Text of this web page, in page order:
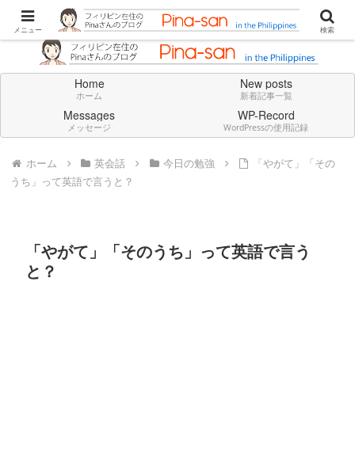
Don't think deeply. Feel always in English.
Home
ホーム
New posts
新着記事一覧
Messages
メッセージ
WP-Record
WordPressの使用記録
ホーム 英会話 今日の勉強
「やがて」「その
うち」って英語で言うと？
「やがて」「そのうち」って英語で言う
と？
メニュー 検索